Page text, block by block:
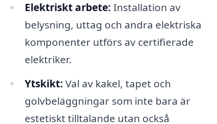
Elektriskt arbete: Installation av
belysning, uttag och andra elektriska
komponenter utförs av certifierade
elektriker.
Ytskikt: Val av kakel, tapet och
golvbeläggningar som inte bara är
estetiskt tilltalande utan också